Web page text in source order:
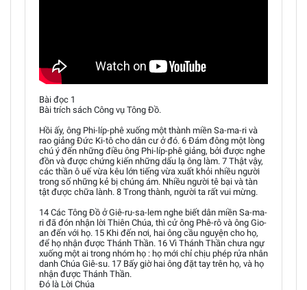
Bài đọc 1
Bài trích sách Công vụ Tông Đồ.
Hồi ấy, ông Phi-líp-phê xuống một thành miền Sa-ma-ri và
rao giảng Đức Ki-tô cho dân cư ở đó. 6 Đám đông một lòng
chú ý đến những điều ông Phi-líp-phê giảng, bởi được nghe
đồn và được chứng kiến những dấu lạ ông làm. 7 Thật vậy,
các thần ô uế vừa kêu lớn tiếng vừa xuất khỏi nhiều người
trong số những kẻ bị chúng ám. Nhiều người tê bại và tàn
tật được chữa lành. 8 Trong thành, người ta rất vui mừng.
14 Các Tông Đồ ở Giê-ru-sa-lem nghe biết dân miền Sa-ma-
ri đã đón nhận lời Thiên Chúa, thì cử ông Phê-rô và ông Gio-
an đến với họ. 15 Khi đến nơi, hai ông cầu nguyện cho họ,
để họ nhận được Thánh Thần. 16 Vì Thánh Thần chưa ngự
xuống một ai trong nhóm họ : họ mới chỉ chịu phép rửa nhân
danh Chúa Giê-su. 17 Bấy giờ hai ông đặt tay trên họ, và họ
nhận được Thánh Thần.
Đó là Lời Chúa